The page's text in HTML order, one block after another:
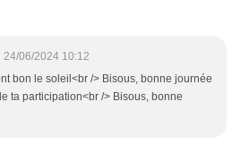
24/06/2024 10:12
bon le soleil<br /> Bisous, bonne journée
ta participation<br /> Bisous, bonne